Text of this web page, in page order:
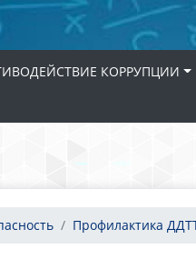
КОРРУПЦИИ
Профилактика